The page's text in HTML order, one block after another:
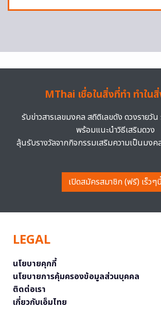
MThai เชื่อในสิ่งที่ทำ ทำใน
รับข่าวสารเลขมงคล สถิติเลขดัง ดวงรายวัน
พร้อมแนะนำวิธีเสริมดวง
ลุ้นรับรางวัลจากกิจกรรมเสริมความเป็นมงค
เปิดสมัครสมาชิก (ฟรี) เร็วๆ
LEGAL
นโยบายคุกกี้
นโยบายการคุ้มครองข้อมูลส่วนบุคคล
ติดต่อเรา
เกี่ยวกับเอ็มไทย